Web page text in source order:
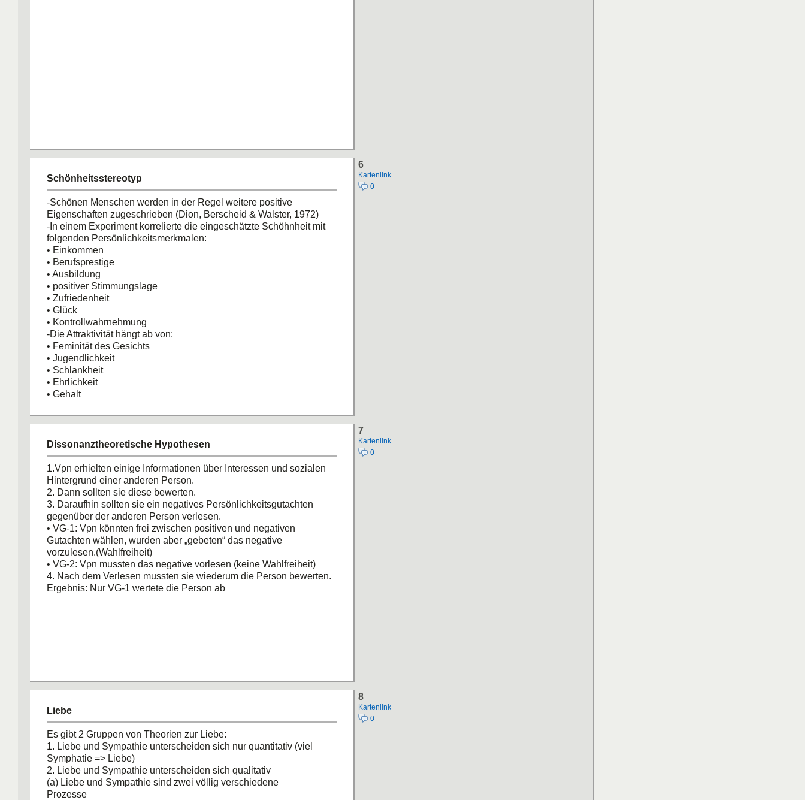
6
Kartenlink
0
Schönheitsstereotyp
-Schönen Menschen werden in der Regel weitere positive
Eigenschaften zugeschrieben (Dion, Berscheid & Walster, 1972)
-In einem Experiment korrelierte die eingeschätzte Schöhnheit mit
folgenden Persönlichkeitsmerkmalen:
• Einkommen
• Berufsprestige
• Ausbildung
• positiver Stimmungslage
• Zufriedenheit
• Glück
• Kontrollwahrnehmung
-Die Attraktivität hängt ab von:
• Feminität des Gesichts
• Jugendlichkeit
• Schlankheit
• Ehrlichkeit
• Gehalt
7
Kartenlink
0
Dissonanztheoretische Hypothesen
1.Vpn erhielten einige Informationen über Interessen und sozialen
Hintergrund einer anderen Person.
2. Dann sollten sie diese bewerten.
3. Daraufhin sollten sie ein negatives Persönlichkeitsgutachten
gegenüber der anderen Person verlesen.
• VG-1: Vpn könnten frei zwischen positiven und negativen
Gutachten wählen, wurden aber „gebeten“ das negative
vorzulesen.(Wahlfreiheit)
• VG-2: Vpn mussten das negative vorlesen (keine Wahlfreiheit)
4. Nach dem Verlesen mussten sie wiederum die Person bewerten.
Ergebnis: Nur VG-1 wertete die Person ab
8
Kartenlink
0
Liebe
Es gibt 2 Gruppen von Theorien zur Liebe:
1. Liebe und Sympathie unterscheiden sich nur quantitativ (viel
Symphatie => Liebe)
2. Liebe und Sympathie unterscheiden sich qualitativ
(a) Liebe und Sympathie sind zwei völlig verschiedene
Prozesse